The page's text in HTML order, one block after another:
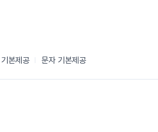
기본제공 문자 기본제공